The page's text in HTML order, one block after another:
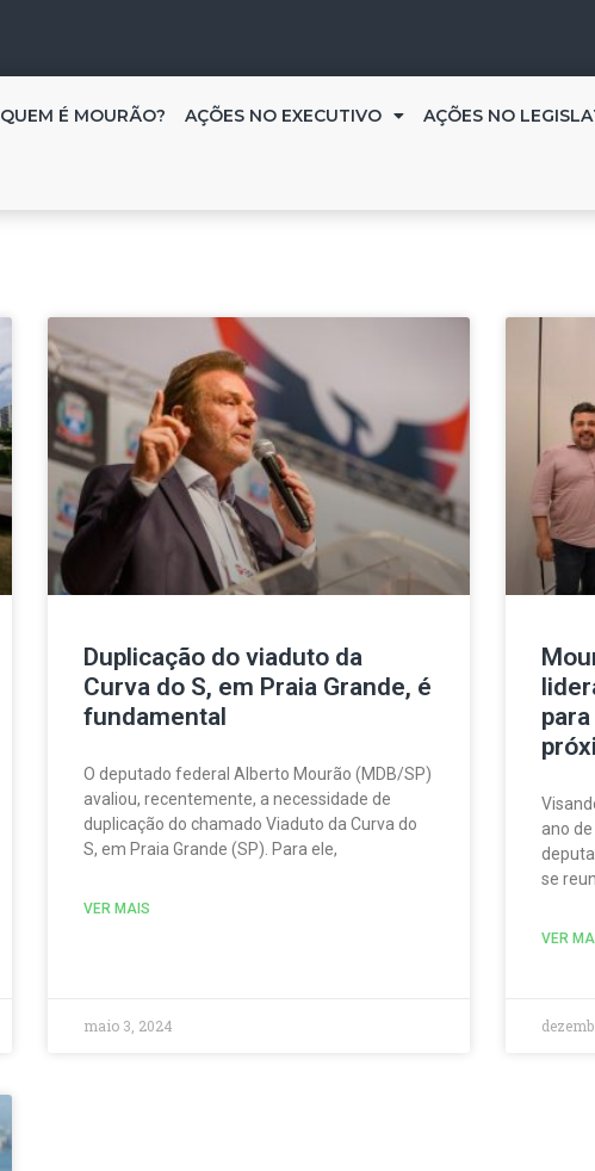
QUEM É MOURÃO? AÇÕES NO EXECUTIVO AÇÕES NO
Duplicação do viaduto da
Curva do S, em Praia Grande, é
fundamental
O deputado federal Alberto Mourão (MDB/SP)
avaliou, recentemente, a necessidade de
duplicação do chamado Viaduto da Curva do
S, em Praia Grande (SP). Para ele,
VER MAIS
maio 3, 2024
ano
se
VER